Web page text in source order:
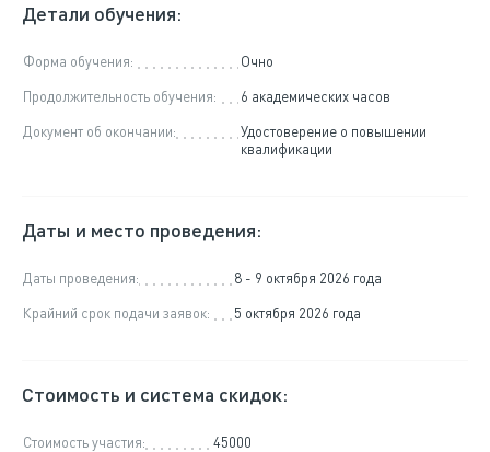
Детали обучения:
Форма обучения:
Очно
Продолжительность обучения:
6 академических часов
Документ об окончании:
Удостоверение о повышении
квалификации
Даты и место проведения:
Даты проведения:
8 - 9 октября 2026 года
Крайний срок подачи заявок:
5 октября 2026 года
Стоимость и система скидок:
Стоимость участия:
45000